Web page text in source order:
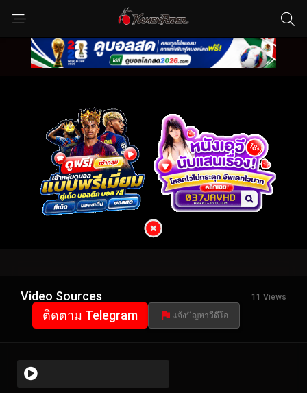
Video Sources 11 Views
ติดตาม Telegram แจ้งปัญหาวีดีโอ